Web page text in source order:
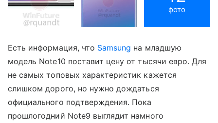
фото
Есть информация, что Samsung на младшую
модель Note10 поставит цену от тысячи евро. Для
не самых топовых характеристик кажется
слишком дорого, но нужно дождаться
официального подтверждения. Пока
прошлогодний Note9 выглядит намного